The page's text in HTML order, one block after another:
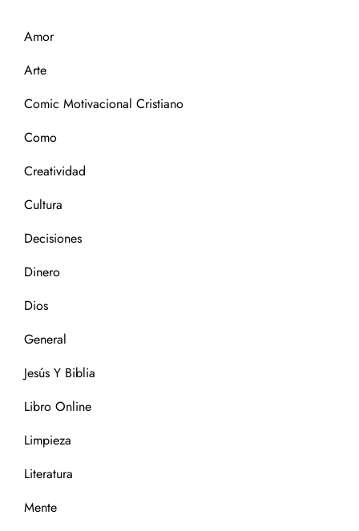
Amor
Arte
Comic Motivacional Cristiano
Como
Creatividad
Cultura
Decisiones
Dinero
Dios
General
Jesús Y Biblia
Libro Online
Limpieza
Literatura
Mente